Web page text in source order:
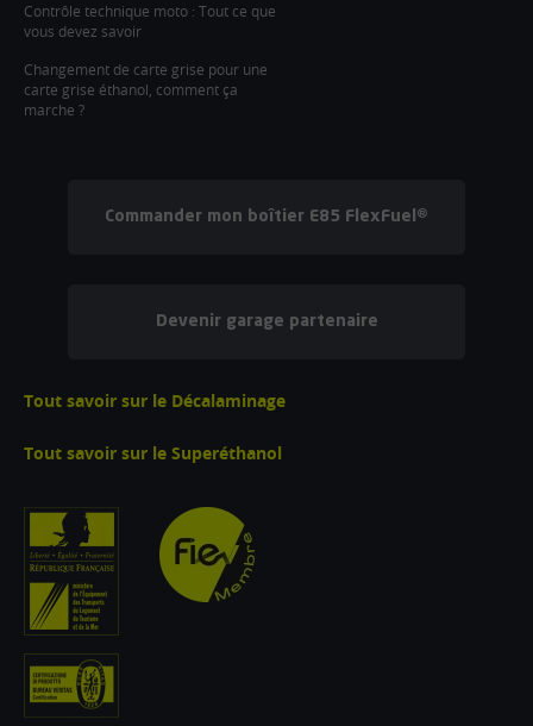
Contrôle technique moto : Tout ce que
vous devez savoir
Changement de carte grise pour une
carte grise éthanol, comment ça
marche ?
Commander mon boîtier E85 FlexFuel®
Devenir garage partenaire
Tout savoir sur le Décalaminage
Tout savoir sur le Superéthanol